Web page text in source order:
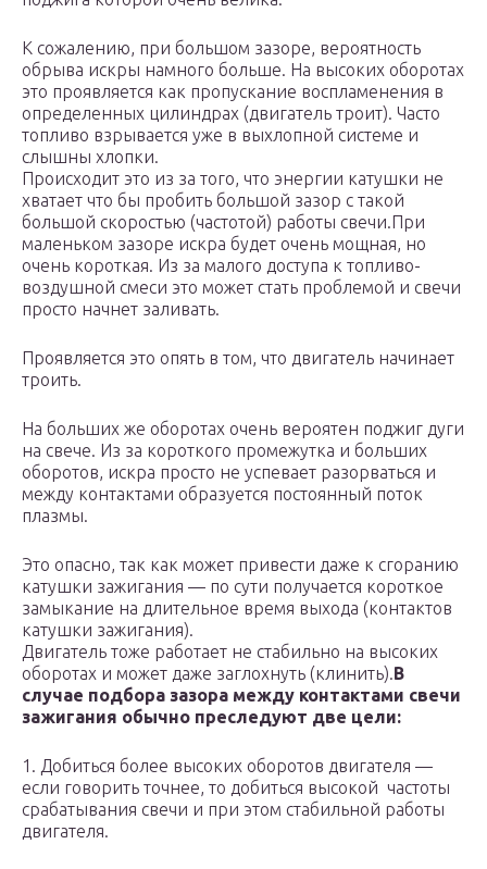
К сожалению, при большом зазоре, вероятность
обрыва искры намного больше. На высоких оборотах
это проявляется как пропускание воспламенения в
определенных цилиндрах (двигатель троит). Часто
топливо взрывается уже в выхлопной системе и
слышны хлопки.
Происходит это из за того, что энергии катушки не
хватает что бы пробить большой зазор с такой
большой скоростью (частотой) работы свечи.При
маленьком зазоре искра будет очень мощная, но
очень короткая. Из за малого доступа к топливо-
воздушной смеси это может стать проблемой и свечи
просто начнет заливать.
Проявляется это опять в том, что двигатель начинает
троить.
На больших же оборотах очень вероятен поджиг дуги
на свече. Из за короткого промежутка и больших
оборотов, искра просто не успевает разорваться и
между контактами образуется постоянный поток
плазмы.
Это опасно, так как может привести даже к сгоранию
катушки зажигания — по сути получается короткое
замыкание на длительное время выхода (контактов
катушки зажигания).
Двигатель тоже работает не стабильно на высоких
оборотах и может даже заглохнуть (клинить).В
случае подбора зазора между контактами свечи
зажигания обычно преследуют две цели:
1. Добиться более высоких оборотов двигателя —
если говорить точнее, то добиться высокой частоты
срабатывания свечи и при этом стабильной работы
двигателя.